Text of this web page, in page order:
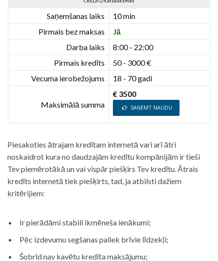
Saņemšanas laiks
10 min
Pirmais bez maksas
Jā
Darba laiks
8:00 - 22:00
Pirmais kredīts
50 - 3000 €
Vecuma ierobežojums
18 - 70 gadi
Maksimālā summa
€ 3500
SAŅEMT NAUDU
Piesakoties ātrajam kredītam internetā vari arī ātri
noskaidrot kura no daudzajām kredītu kompānijām ir tieši
Tev piemērotākā un vai vispār piešķirs Tev kredītu. Ātrais
kredīts internetā tiek piešķirts, tad, ja atbilsti dažiem
kritērijiem:
Ir pierādāmi stabili ikmēneša ienākumi;
Pēc izdevumu segšanas paliek brīvie līdzekļi;
Šobrīd nav kavētu kredīta maksājumu;